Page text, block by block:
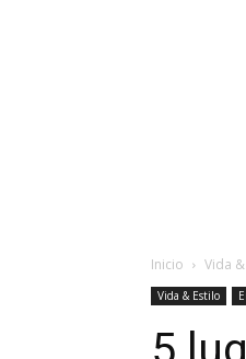
Inicio Vida
Vida & Estilo